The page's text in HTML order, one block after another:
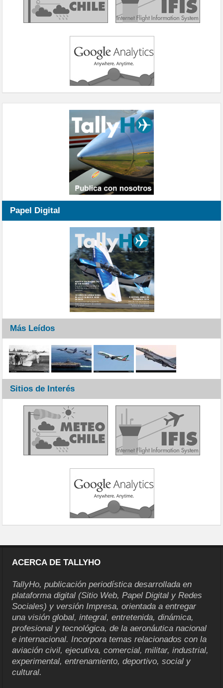
Papel Digital
Más Leídos
Sitios de Interés
ACERCA DE TALLYHO
TallyHo, publicación periodística desarrollada en
plataforma digital (Sitio Web, Papel Digital y Redes
Sociales) y versión Impresa, orientada a entregar
una visión global, integral, entretenida, dinámica,
profesional y tecnológica, de la aeronáutica nacional
e internacional. Incorpora temas relacionados con la
aviación civil, ejecutiva, comercial, militar, industrial,
experimental, entrenamiento, deportivo, social y
cultural.